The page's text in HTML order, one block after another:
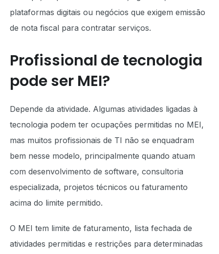
plataformas digitais ou negócios que exigem emissão
de nota fiscal para contratar serviços.
Profissional de tecnologia
pode ser MEI?
Depende da atividade. Algumas atividades ligadas à
tecnologia podem ter ocupações permitidas no MEI,
mas muitos profissionais de TI não se enquadram
bem nesse modelo, principalmente quando atuam
com desenvolvimento de software, consultoria
especializada, projetos técnicos ou faturamento
acima do limite permitido.
O MEI tem limite de faturamento, lista fechada de
atividades permitidas e restrições para determinadas